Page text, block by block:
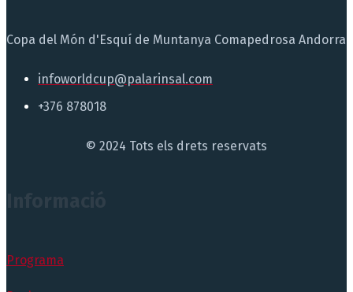
Copa del Món d'Esquí de Muntanya Comapedrosa Andorra
infoworldcup@palarinsal.com
+376 878018
© 2024 Tots els drets reservats
Programa